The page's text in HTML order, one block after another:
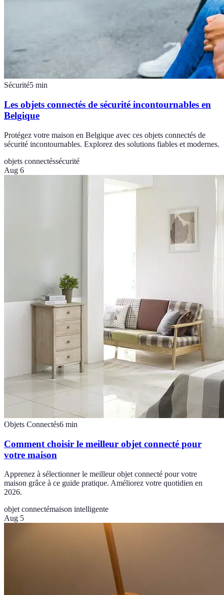
Sécurité5 min
Les objets connectés de sécurité incontournables en
Belgique
Protégez votre maison en Belgique avec ces objets connectés de
sécurité incontournables. Explorez des solutions fiables et modernes.
objets connectéssécurité
Aug 6
Objets Connectés6 min
Comment choisir le meilleur objet connecté pour
votre maison
Apprenez à sélectionner le meilleur objet connecté pour votre
maison grâce à ce guide pratique. Améliorez votre quotidien en
2026.
objet connectémaison intelligente
Aug 5